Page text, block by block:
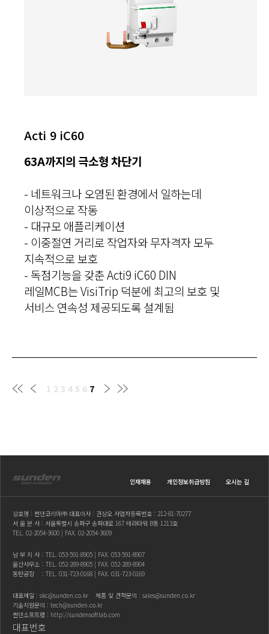
Acti 9 iC60
63A까지의 극소형 차단기
- 네트워크나 오염된 환경에서 일하는데
이상적으로 작동
- 대규모 애플리케이션
- 이중절연 거리로 작업자와 무자격자 모두
지속적으로 보호
- 독점기능을 갖춘 Acti9 iC60 DIN
레일MCB는 VisiTrip 덕분에 최고의 보호 및
서비스 연속성 제공되도록 설계됨
1 2 3 4 5 6 7
인재채용 개인정보취급방침 오시는 길
상호명 : 썬덴코리아㈜ 대표이사 : 권상오 사업자등록번호 : 212-81-70277
서 울 본 사 : 서울특별시 송파구 송파대로 167 테라타워 B동 1213호
TEL. 02-2054-3600 | FAX. 02-2054-3609
남 부 지 사 : TEL. 053-591-8905 | FAX. 053-591-8907
울산사무소 : TEL. 052-289-8905 | FAX. 052-289-8904
동탄공장
: TEL. 031-723-0168 | FAX. 031-723-0169
대표메일 : skc@sunden.co.kr 제품 및 견적문의 : sales@sunden.co.kr
기술지원문의 : tech@sunden.co.kr
썬덴소프트랩 : http://sundensoftlab.com
대표번호